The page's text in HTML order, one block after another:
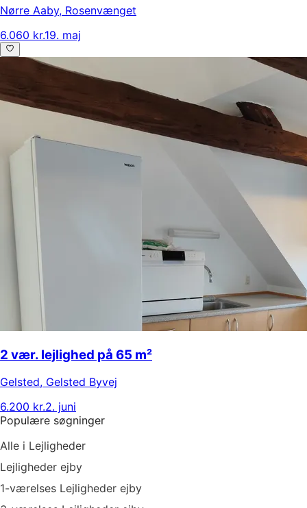
Nørre Aaby, Rosenvænget
6.060 kr.19. maj
2 vær. lejlighed på 65 m²
Gelsted, Gelsted Byvej
6.200 kr.2. juni
Populære søgninger
Alle i Lejligheder
Lejligheder ejby
1-værelses Lejligheder ejby